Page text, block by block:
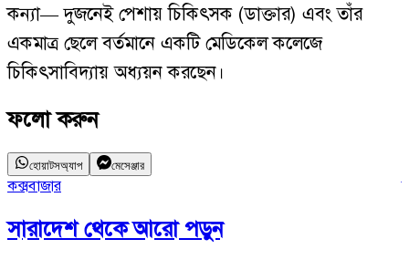
কন্যা— দুজনেই পেশায় চিকিৎসক (ডাক্তার) এবং তাঁর
একমাত্র ছেলে বর্তমানে একটি মেডিকেল কলেজে
চিকিৎসাবিদ্যায় অধ্যয়ন করছেন।
ফলো করুন
হোয়াটসঅ্যাপ মেসেঞ্জার
কক্সবাজার
সারাদেশথেকে আরো পড়ুন